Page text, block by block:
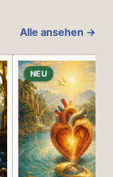
Alle ansehen →
NEU